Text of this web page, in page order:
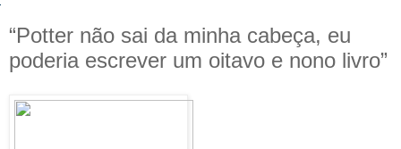
“Potter não sai da minha cabeça, eu
poderia escrever um oitavo e nono livro”